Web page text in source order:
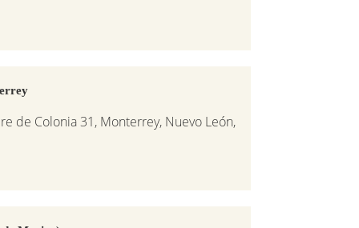
de Colonia 31, Monterrey, Nuevo León,